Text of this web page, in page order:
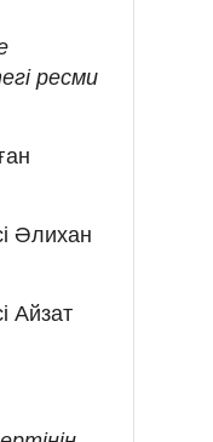
ресми
Әлихан
Айзат